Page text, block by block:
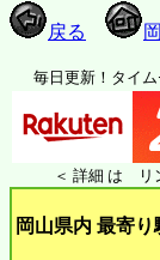
戻る
毎日更新！タイ
＜ 詳細 は リ
岡山県内 最寄